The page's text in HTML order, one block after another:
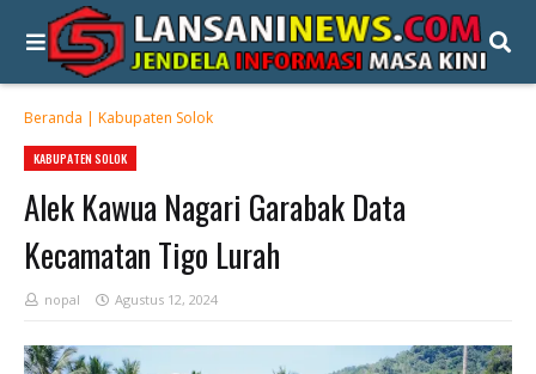
Beranda | Kabupaten Solok
KABUPATEN SOLOK
Alek Kawua Nagari Garabak Data
Kecamatan Tigo Lurah
nopal Agustus 12, 2024